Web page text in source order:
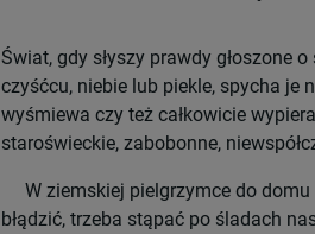
Świat, gdy słyszy prawdy głoszone
czyśćcu, niebie lub piekle, spycha je
wyśmiewa czy też całkowicie
staroświeckie, zabobonne,
W ziemskiej pielgrzymce do domu
błądzić, trzeba stąpać po śladach